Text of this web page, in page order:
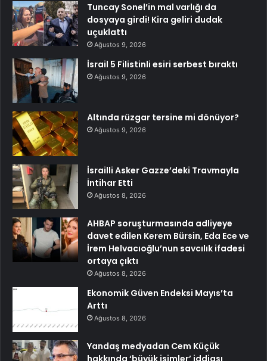
Tuncay Sonel’in mal varlığı da
dosyaya girdi! Kira geliri dudak
uçuklattı
Ağustos 9, 2026
İsrail 5 Filistinli esiri serbest bıraktı
Ağustos 9, 2026
Altında rüzgar tersine mi dönüyor?
Ağustos 9, 2026
İsrailli Asker Gazze’deki Travmayla
İntihar Etti
Ağustos 8, 2026
AHBAP soruşturmasında adliyeye
davet edilen Kerem Bürsin, Eda Ece ve
İrem Helvacıoğlu’nun savcılık ifadesi
ortaya çıktı
Ağustos 8, 2026
Ekonomik Güven Endeksi Mayıs’ta
Arttı
Ağustos 8, 2026
Yandaş medyadan Cem Küçük
hakkında ‘büyük isimler’ iddiası